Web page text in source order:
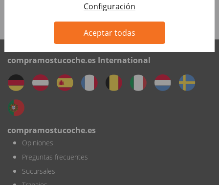
Configuración
Aceptar todas
Ve las oportunidades
compramostucoche.es International
compramostucoche.es
Opiniones
Preguntas frecuentes
Sucursales